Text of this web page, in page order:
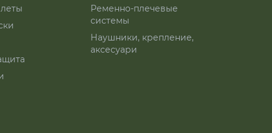
Ременно-плечевые
системы
Наушники, крепление,
аксесуари